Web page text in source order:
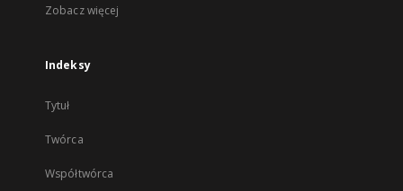
Zobacz więcej
Indeksy
Tytuł
Twórca
Współtwórca